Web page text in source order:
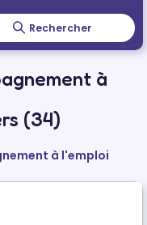
Rechercher
à
(34)
à l'emploi